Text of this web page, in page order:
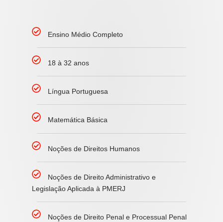
Ensino Médio Completo
18 à 32 anos
Língua Portuguesa
Matemática Básica
Noções de Direitos Humanos
Noções de Direito Administrativo e
Legislação Aplicada à PMERJ
Noções de Direito Penal e Processual Penal